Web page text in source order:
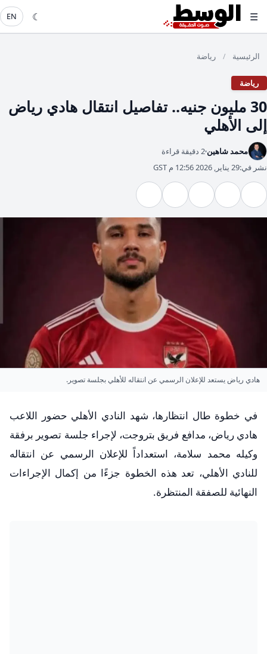
☰
☾
EN
الرئيسية / رياضة
رياضة
30 مليون جنيه.. تفاصيل انتقال هادي رياض
إلى الأهلي
محمد شاهين 2 دقيقة قراءة
نشر في:29 يناير, 2026 12:56 م GST
هادي رياض يستعد للإعلان الرسمي عن انتقاله للأهلي بجلسة تصوير.
في خطوة طال انتظارها، شهد النادي الأهلي حضور اللاعب
هادي رياض، مدافع فريق بتروجت، لإجراء جلسة تصوير برفقة
وكيله محمد سلامة، استعداداً للإعلان الرسمي عن انتقاله
للنادي الأهلي، تعد هذه الخطوة جزءًا من إكمال الإجراءات
النهائية للصفقة المنتظرة.